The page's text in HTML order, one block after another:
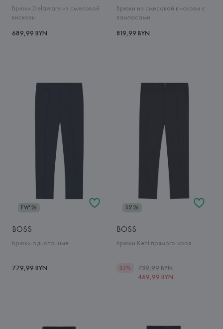
Брюки Delaware из смесовой
вискозы
689,99 BYN
Брюки из смесовой вискозы с
лампасами
819,99 BYN
FW'26
BOSS
Брюки однотонные
779,99 BYN
SS'26
BOSS
Брюки Kent прямого кроя
35%
739,99 BYN
469,99 BYN